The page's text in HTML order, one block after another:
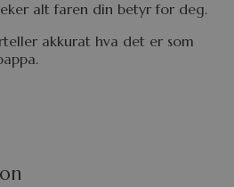
alt faren din betyr for deg.
akkurat hva det er som